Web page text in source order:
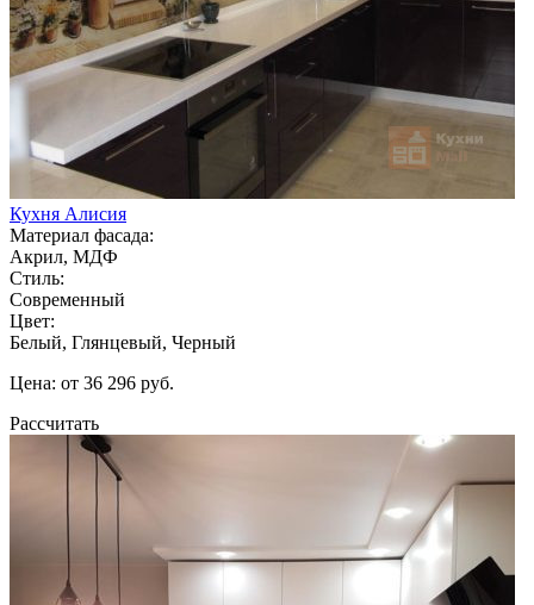
Кухня Алисия
Материал фасада:
Акрил, МДФ
Стиль:
Современный
Цвет:
Белый, Глянцевый, Черный
Цена: от 36 296 руб.
Рассчитать